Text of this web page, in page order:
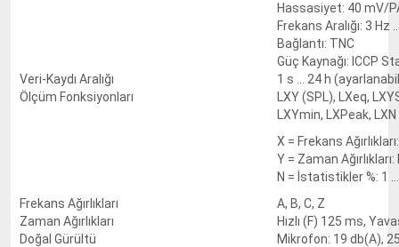
Hassasiyet: 40 mV/
Frekans Aralığı: 3 Hz
Bağlantı: TNC
Güç Kaynağı: ICCP
Veri-Kaydı Aralığı
1 s ... 24 h
Ölçüm Fonksiyonları
LXY (SPL), LXeq,
LXYmin, LXPeak, LXN
X = Frekans
Y = Zaman Ağırlıkları:
N = İstatistikler %: 1
Frekans Ağırlıkları
A, B, C, Z
Zaman Ağırlıkları
Hızlı (F) 125 ms,
Doğal Gürültü
Mikrofon: 19 db(A),